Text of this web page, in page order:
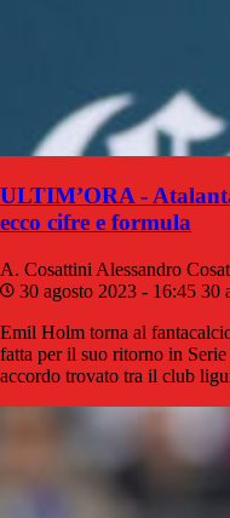
ULTIM’ORA -
ecco cifre e formula
A. Cosattini Alessandro
30 agosto 2023 - 16:45 30
Emil Holm torna al
fatta per il suo ritorno in
accordo trovato tra il club